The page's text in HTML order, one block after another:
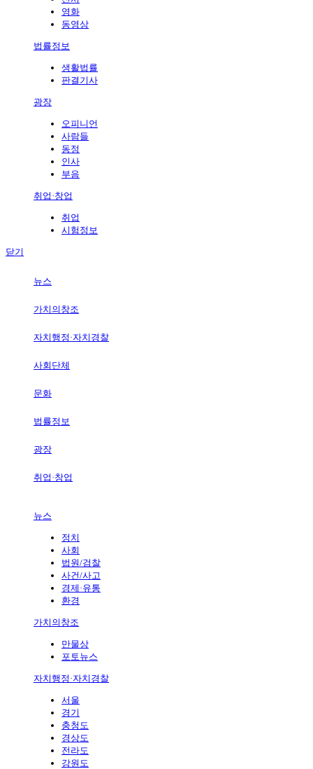
영화
동영상
법률정보
생활법률
판결기사
광장
오피니언
사람들
동정
인사
부음
취업·창업
취업
시험정보
닫기
뉴스
가치의창조
자치행정·자치경찰
사회단체
문화
법률정보
광장
취업·창업
뉴스
정치
사회
법원/검찰
사건/사고
경제·유통
환경
가치의창조
만물상
포토뉴스
자치행정·자치경찰
서울
경기
충청도
경상도
전라도
강원도